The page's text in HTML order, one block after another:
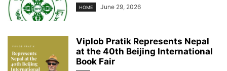
HOME June 29, 2026
Viplob Pratik Represents Nepal
at the 40th Beijing International
Book Fair